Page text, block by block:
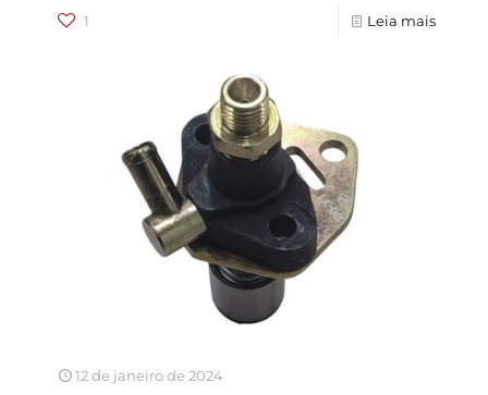
1 Leia mais
12 de janeiro de 2024